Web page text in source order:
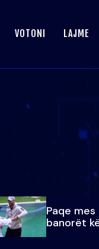
VOTONI LAJME
Paqe
banorët